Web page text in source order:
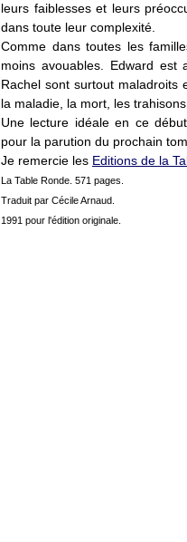
leurs faiblesses et leurs
dans toute leur complexité.
Comme dans toutes les
moins avouables. Edward
Rachel sont surtout maladroits
la maladie, la mort, les
Une lecture idéale en ce
pour la parution du prochain
Je remercie les Editions de la
La Table Ronde. 571 pages.
Traduit par Cécile Arnaud.
1991 pour l'édition originale.